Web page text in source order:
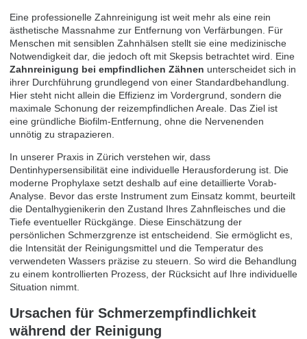
Eine professionelle Zahnreinigung ist weit mehr als eine rein
ästhetische Massnahme zur Entfernung von Verfärbungen. Für
Menschen mit sensiblen Zahnhälsen stellt sie eine medizinische
Notwendigkeit dar, die jedoch oft mit Skepsis betrachtet wird. Eine
Zahnreinigung bei empfindlichen Zähnen unterscheidet sich in
ihrer Durchführung grundlegend von einer Standardbehandlung.
Hier steht nicht allein die Effizienz im Vordergrund, sondern die
maximale Schonung der reizempfindlichen Areale. Das Ziel ist
eine gründliche Biofilm-Entfernung, ohne die Nervenenden
unnötig zu strapazieren.
In unserer Praxis in Zürich verstehen wir, dass
Dentinhypersensibilität eine individuelle Herausforderung ist. Die
moderne Prophylaxe setzt deshalb auf eine detaillierte Vorab-
Analyse. Bevor das erste Instrument zum Einsatz kommt, beurteilt
die Dentalhygienikerin den Zustand Ihres Zahnfleisches und die
Tiefe eventueller Rückgänge. Diese Einschätzung der
persönlichen Schmerzgrenze ist entscheidend. Sie ermöglicht es,
die Intensität der Reinigungsmittel und die Temperatur des
verwendeten Wassers präzise zu steuern. So wird die Behandlung
zu einem kontrollierten Prozess, der Rücksicht auf Ihre individuelle
Situation nimmt.
Ursachen für Schmerzempfindlichkeit
während der Reinigung